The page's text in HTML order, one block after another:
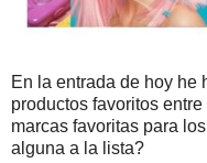
En la entrada de hoy he
productos favoritos
marcas favoritas para
alguna a la lista?